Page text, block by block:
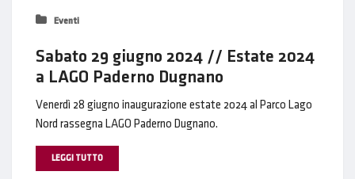
Eventi
Sabato 29 giugno 2024 // Estate 2024
a LAGO Paderno Dugnano
Venerdì 28 giugno inaugurazione estate 2024 al Parco Lago
Nord rassegna LAGO Paderno Dugnano.
LEGGI TUTTO